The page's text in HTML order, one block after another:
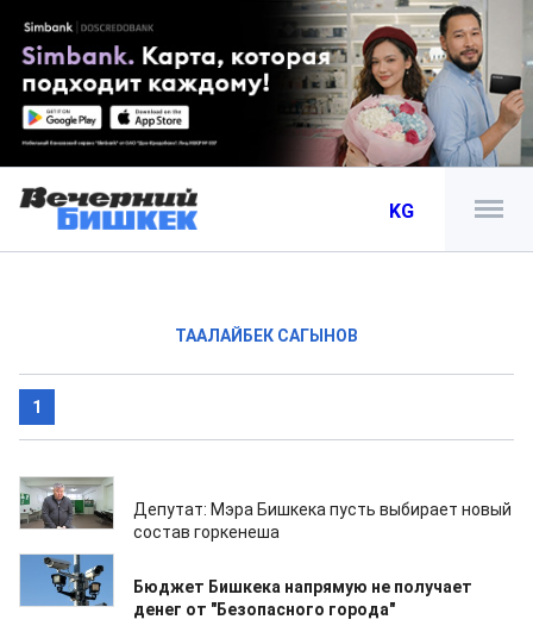
KG
ТААЛАЙБЕК САГЫНОВ
1
26.10.2020
Депутат: Мэра Бишкека пусть выбирает новый
состав горкенеша
21.01.2020
Бюджет Бишкека напрямую не получает
денег от "Безопасного города"